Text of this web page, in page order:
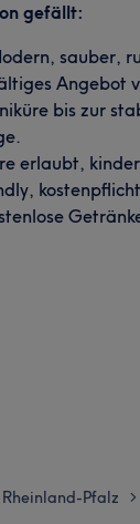
gefällt:
sauber,
Angebot
bis zur
erlaubt,
Rheinland-Pfalz >